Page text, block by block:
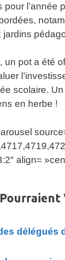
pour l’année
jardins
un pot a été
scolaire.
en herbe !
align=
délégués